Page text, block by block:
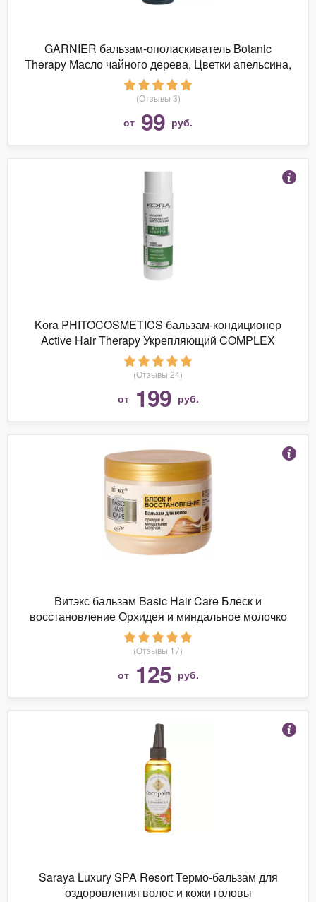
GARNIER бальзам-ополаскиватель Botanic
Therapy Масло чайного дерева, Цветки апельсина,
Алоэ вера тонизирующий
(Отзывы 3)
от 99 руб.
Kora PHITOCOSMETICS бальзам-кондиционер
Active Hair Therapy Укрепляющий COMPLEX
KERATIN
(Отзывы 24)
от 199 руб.
Витэкс бальзам Basic Hair Care Блеск и
восстановление Орхидея и миндальное молочко
(Отзывы 17)
от 125 руб.
Saraya Luxury SPA Resort Термо-бальзам для
оздоровления волос и кожи головы